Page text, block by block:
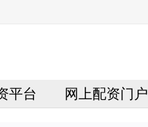
平台 网上配资门户